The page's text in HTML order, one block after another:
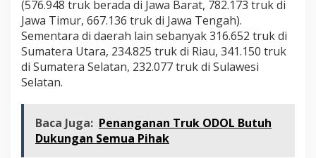
(576.948 truk berada di Jawa Barat, 782.173 truk di
Jawa Timur, 667.136 truk di Jawa Tengah).
Sementara di daerah lain sebanyak 316.652 truk di
Sumatera Utara, 234.825 truk di Riau, 341.150 truk
di Sumatera Selatan, 232.077 truk di Sulawesi
Selatan.
Baca Juga: Penanganan Truk ODOL Butuh
Dukungan Semua Pihak